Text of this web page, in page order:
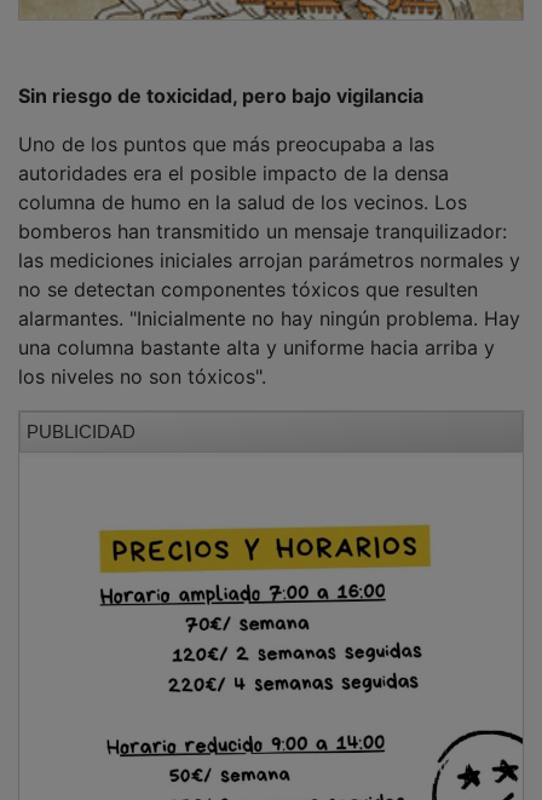
mañana. Al descender la presión atmosférica, existe la
posibilidad de que el humo baje a cotas más
superficiales. Por este motivo, aunque no se ha
decretado el confinamiento de la población ni medidas
obligatorias, se aconseja preventivamente a los
vecinos que mantengan las ventanas cerradas si
desean una mayor protección. En caso de que el
escenario empeorase, los servicios de emergencia
tienen ya activados los protocolos para emitir alertas
masivas a los teléfonos móviles de la población